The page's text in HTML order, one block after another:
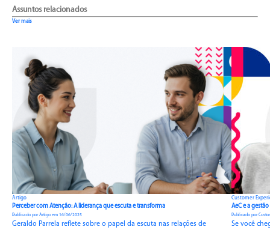
Assuntos relacionados
Ver mais
Artigo
Perceber com Atenção: A liderança que escuta e transforma
Publicado por Artigo em 16/06/2025
Geraldo Parrela reflete sobre o papel da escuta nas relações de
Customer
AeC e a
Publicado por
Se você